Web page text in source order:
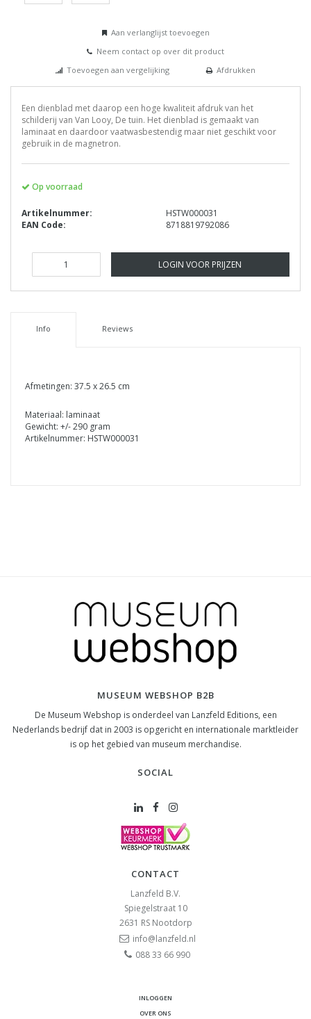
Aan verlanglijst toevoegen
Neem contact op over dit product
Toevoegen aan vergelijking
Afdrukken
Een dienblad met daarop een hoge kwaliteit afdruk van het
schilderij van Van Looy, De tuin. Het dienblad is gemaakt van
laminaat en daardoor vaatwasbestendig maar niet geschikt voor
gebruik in de magnetron.
Op voorraad
Artikelnummer:
HSTW000031
EAN Code:
8718819792086
LOGIN VOOR PRIJZEN
Info Reviews
Afmetingen: 37.5 x 26.5 cm
Materiaal: laminaat
Gewicht: +/- 290 gram
Artikelnummer: HSTW000031
MUSEUM WEBSHOP B2B
De Museum Webshop is onderdeel van Lanzfeld Editions, een
Nederlands bedrijf dat in 2003 is opgericht en internationale marktleider
is op het gebied van museum merchandise.
SOCIAL
CONTACT
Lanzfeld B.V.
Spiegelstraat 10
2631 RS Nootdorp
info@lanzfeld.nl
088 33 66 990
INLOGGEN
OVER ONS